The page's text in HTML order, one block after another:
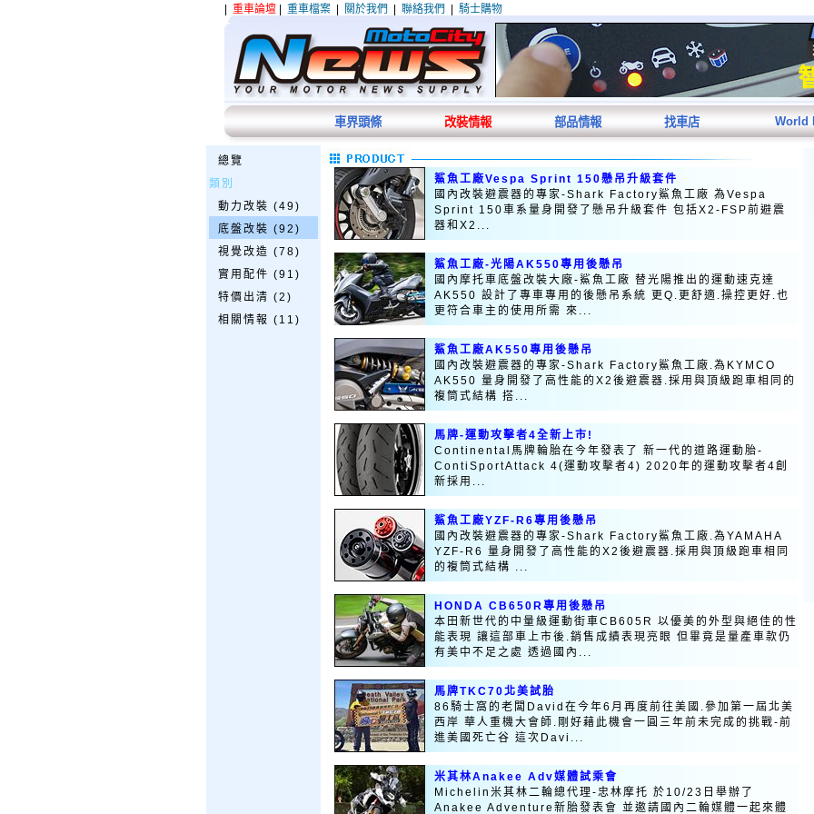
重車論壇 重車檔案 關於我們 聯絡我們 騎士購物
車界頭條 改裝情報 部品情報 找車店 World
總覽
類別
動力改裝 (49)
底盤改裝 (92)
視覺改造 (78)
實用配件 (91)
特價出清 (2)
相關情報 (11)
鯊魚工廠Vespa Sprint 150懸吊升級套件
國內改裝避震器的專家-Shark Factory鯊魚工廠 為Vespa
Sprint 150車系量身開發了懸吊升級套件 包括X2-FSP前避震
器和X2...
鯊魚工廠-光陽AK550專用後懸吊
國內摩托車底盤改裝大廠-鯊魚工廠 替光陽推出的運動速克達
AK550 設計了專車專用的後懸吊系統 更Q.更舒適.操控更好.也
更符合車主的使用所需 來...
鯊魚工廠AK550專用後懸吊
國內改裝避震器的專家-Shark Factory鯊魚工廠.為KYMCO
AK550 量身開發了高性能的X2後避震器.採用與頂級跑車相同的
複筒式結構 搭...
馬牌-運動攻擊者4全新上市!
Continental馬牌輪胎在今年發表了 新一代的道路運動胎-
ContiSportAttack 4(運動攻擊者4) 2020年的運動攻擊者4創
新採用...
鯊魚工廠YZF-R6專用後懸吊
國內改裝避震器的專家-Shark Factory鯊魚工廠.為YAMAHA
YZF-R6 量身開發了高性能的X2後避震器.採用與頂級跑車相同
的複筒式結構 ...
HONDA CB650R專用後懸吊
本田新世代的中量級運動街車CB605R 以優美的外型與絕佳的性
能表現 讓這部車上市後.銷售成績表現亮眼 但畢竟是量產車款仍
有美中不足之處 透過國內...
馬牌TKC70北美試胎
86騎士窩的老闆David在今年6月再度前往美國.參加第一屆北美
西岸 華人重機大會師.剛好藉此機會一圓三年前未完成的挑戰-前
進美國死亡谷 這次Davi...
米其林Anakee Adv媒體試乘會
Michelin米其林二輪總代理-忠林摩托 於10/23日舉辦了
Anakee Adventure新胎發表會 並邀請國內二輪媒體一起來體